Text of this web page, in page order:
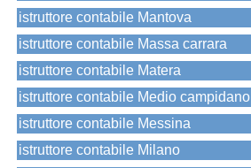
istruttore contabile Mantova
istruttore contabile Massa carrara
istruttore contabile Matera
istruttore contabile Medio campidano
istruttore contabile Messina
istruttore contabile Milano